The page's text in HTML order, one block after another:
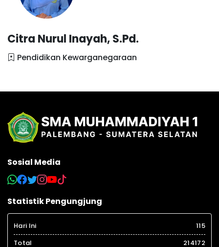
Citra Nurul Inayah, S.Pd.
Pendidikan Kewarganegaraan
Sosial Media
Statistik Pengungjung
Hari Ini
115
Total
214172